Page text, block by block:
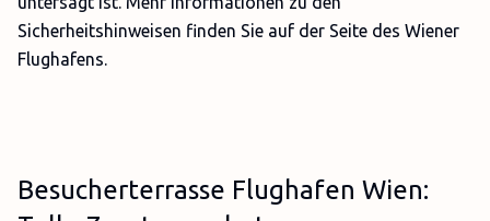
Sicherheitshinweisen finden Sie auf der Seite des Wiener
Flughafens.
Besucherterrasse Flughafen Wien: